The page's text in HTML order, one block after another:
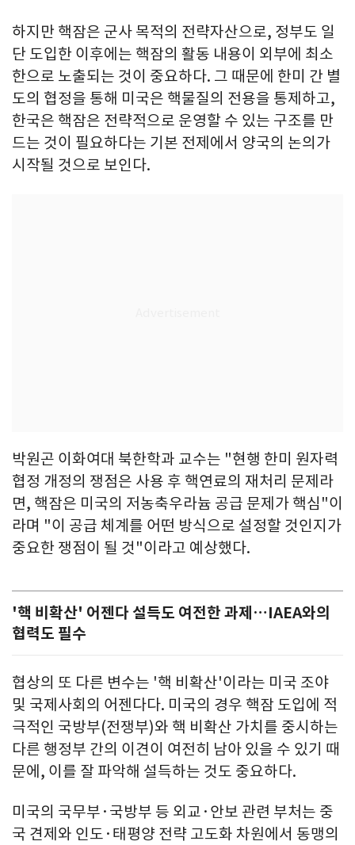
하지만 핵잠은 군사 목적의 전략자산으로, 정부도 일
단 도입한 이후에는 핵잠의 활동 내용이 외부에 최소
한으로 노출되는 것이 중요하다. 그 때문에 한미 간 별
도의 협정을 통해 미국은 핵물질의 전용을 통제하고,
한국은 핵잠은 전략적으로 운영할 수 있는 구조를 만
드는 것이 필요하다는 기본 전제에서 양국의 논의가
시작될 것으로 보인다.
박원곤 이화여대 북한학과 교수는 "현행 한미 원자력
협정 개정의 쟁점은 사용 후 핵연료의 재처리 문제라
면, 핵잠은 미국의 저농축우라늄 공급 문제가 핵심"이
라며 "이 공급 체계를 어떤 방식으로 설정할 것인지가
중요한 쟁점이 될 것"이라고 예상했다.
'핵 비확산' 어젠다 설득도 여전한 과제…IAEA와의
협력도 필수
협상의 또 다른 변수는 '핵 비확산'이라는 미국 조야
및 국제사회의 어젠다다. 미국의 경우 핵잠 도입에 적
극적인 국방부(전쟁부)와 핵 비확산 가치를 중시하는
다른 행정부 간의 이견이 여전히 남아 있을 수 있기 때
문에, 이를 잘 파악해 설득하는 것도 중요하다.
미국의 국무부·국방부 등 외교·안보 관련 부처는 중
국 견제와 인도·태평양 전략 고도화 차원에서 동맹의